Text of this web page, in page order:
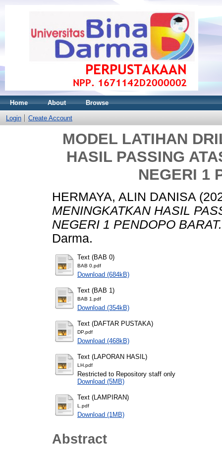
Home About Browse
Login Create Account
MODEL LATIHAN
HASIL PASSING
NEGERI 1
HERMAYA, ALIN DANISA
MENINGKATKAN HASIL
NEGERI 1 PENDOPO BARAT.
Darma.
Text (BAB 0)
BAB 0.pdf
Download (684kB)
Text (BAB 1)
BAB 1.pdf
Download (354kB)
Text (DAFTAR PUSTAKA)
DP.pdf
Download (468kB)
Text (LAPORAN HASIL)
LH.pdf
Restricted to Repository staff only
Download (5MB)
Text (LAMPIRAN)
L.pdf
Download (1MB)
Abstract